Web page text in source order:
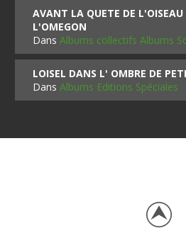
AVANT LA QUETE DE
L'OMEGON
DansAlbums collectifs Albums
LOISEL DANS L' OMBRE DE
DansAlbums Editions Spéciales